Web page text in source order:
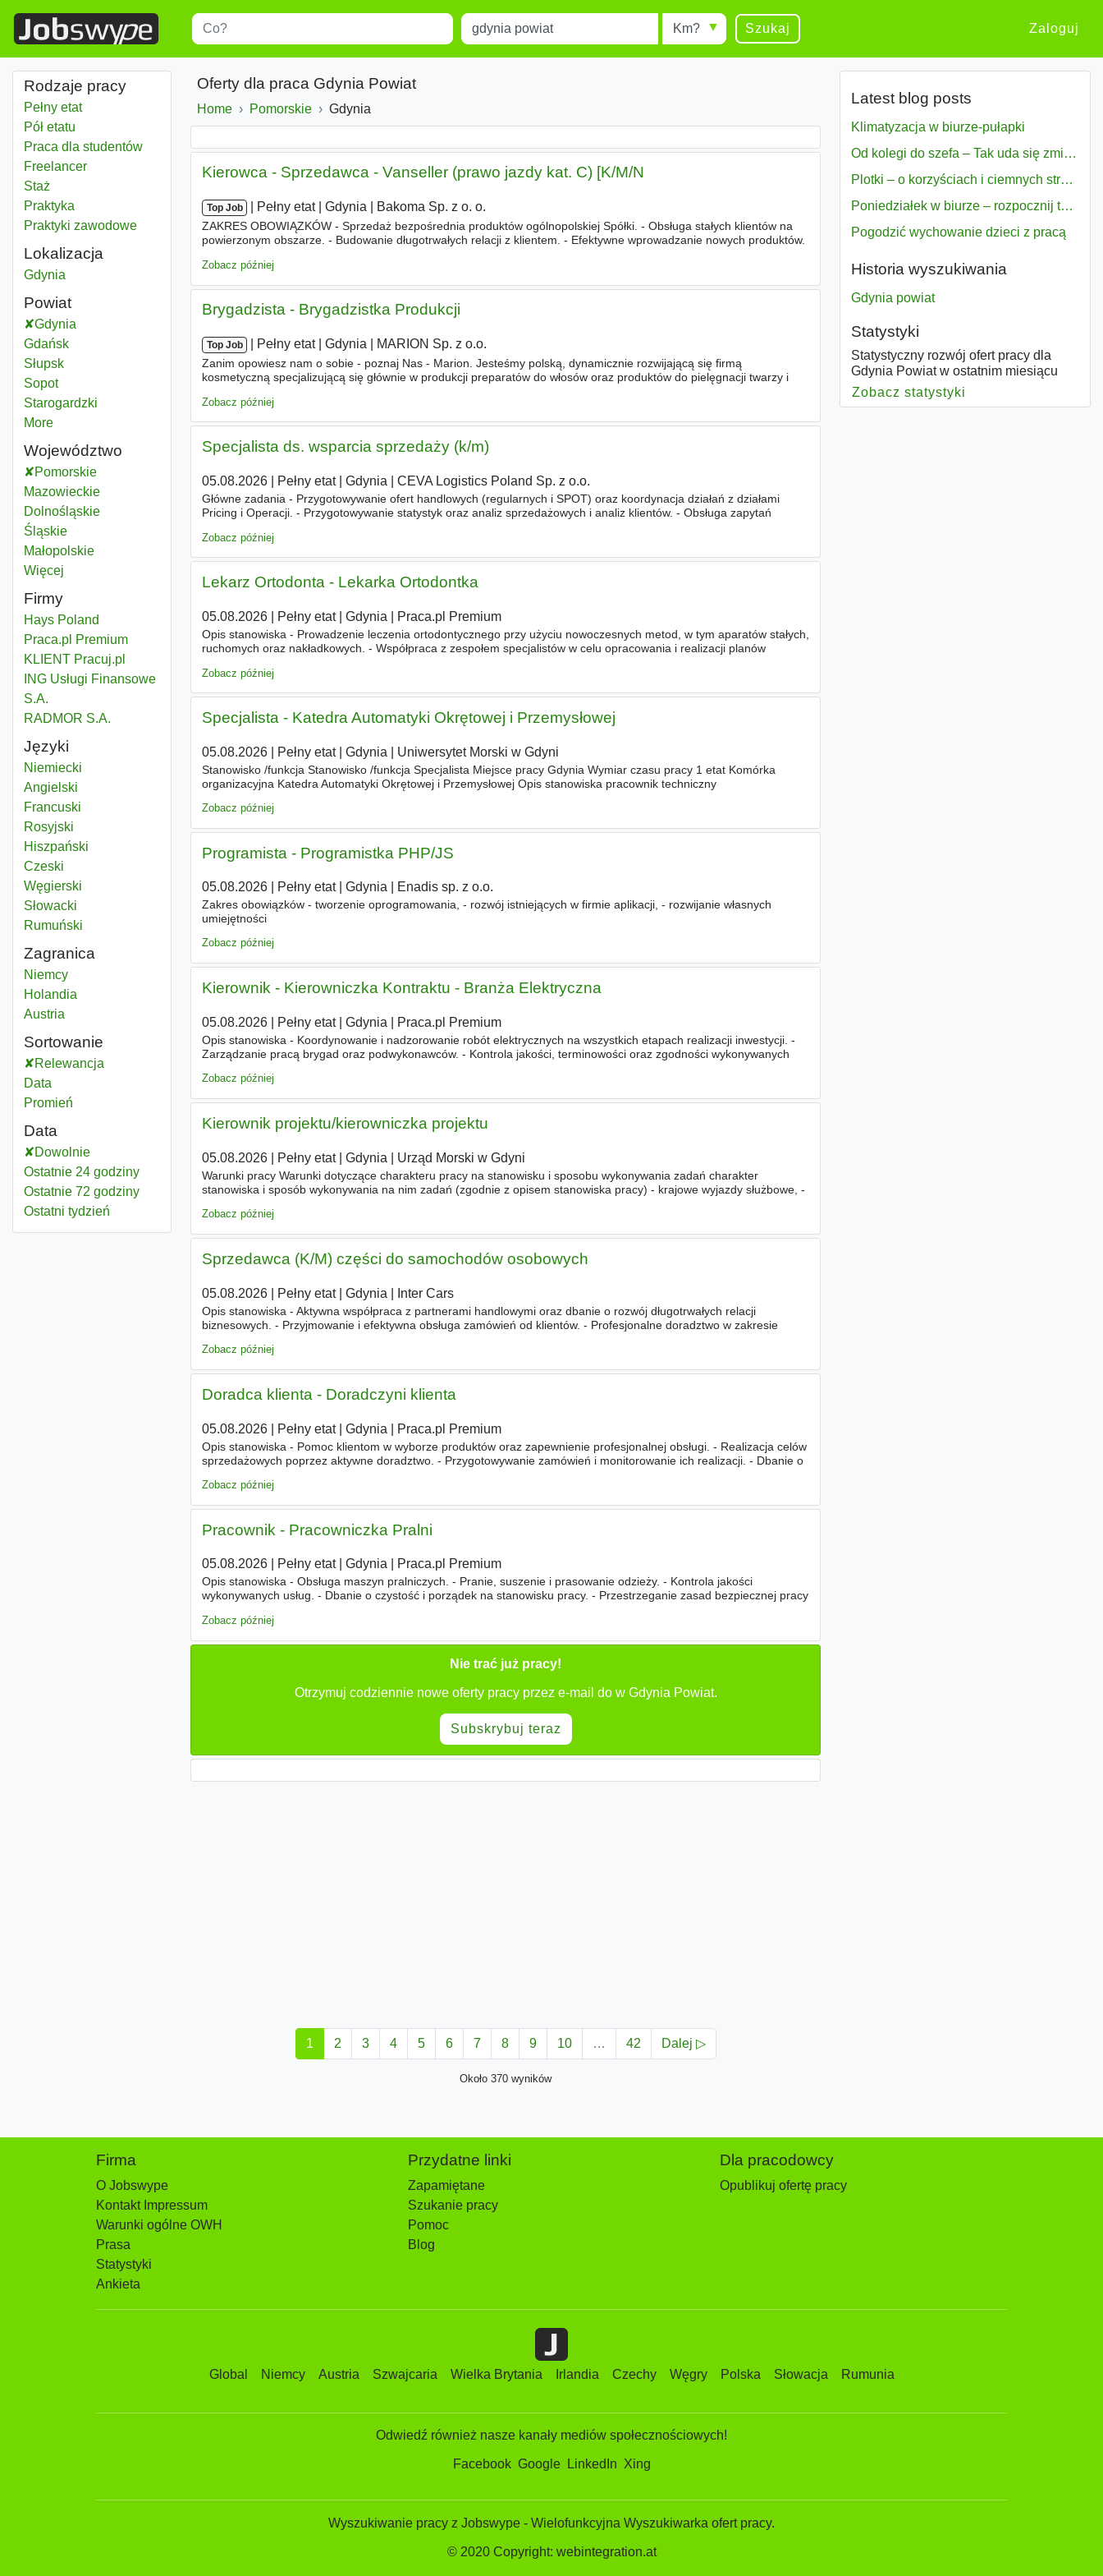
Title Miejscowość Radius Szukaj Zaloguj
Rodzaje pracy
Pełny etat
Pół etatu
Praca dla studentów
Freelancer
Staż
Praktyka
Praktyki zawodowe
Lokalizacja
Gdynia
Powiat
Gdynia
GdańskPowiat
SłupskPowiat
SopotPowiat
Starogardzki
Moredistricts
Województwo
PomorskieWojewództwo
MazowieckieWojewództwo
DolnośląskieWojewództwo
ŚląskieWojewództwo
MałopolskieWojewództwo
Więcej
Firmy
Hays Poland
Praca.pl Premium
KLIENT Pracuj.pl
ING Usługi Finansowe
S.A.
RADMOR S.A.
Języki
Niemiecki
Angielski
Francuski
Rosyjski
Hiszpański
Czeski
Węgierski
Słowacki
Rumuński
Zagranica
Niemcy
Holandia
Austria
Sortowanie
Relewancja
Data
Promień
Data
Dowolnie
Ostatnie 24 godziny
Ostatnie 72 godziny
Ostatni tydzień
Oferty dla praca Gdynia Powiat
Home Pomorskie Województwo
Gdynia
Kierowca - Sprzedawca - Vanseller (prawo jazdy kat. C) [K/M/N
Top Job Pełny etat| Gdynia Bakoma Sp. z o. o.
ZAKRES OBOWIĄZKÓW - Sprzedaż bezpośrednia produktów ogólnopolskiej Spółki. - Obsługa stałych klientów na
powierzonym obszarze. - Budowanie długotrwałych relacji z klientem. - Efektywne wprowadzanie nowych produktów.
Zobacz później
Brygadzista - Brygadzistka Produkcji
Top Job Pełny etat| Gdynia MARION Sp. z o.o.
Zanim opowiesz nam o sobie - poznaj Nas - Marion. Jesteśmy polską, dynamicznie rozwijającą się firmą
kosmetyczną specjalizującą się głównie w produkcji preparatów do włosów oraz produktów do pielęgnacji twarzy i
Zobacz później
Specjalista ds. wsparcia sprzedaży (k/m)
05.08.2026| Pełny etat| Gdynia CEVA Logistics Poland Sp. z o.o.
Główne zadania - Przygotowywanie ofert handlowych (regularnych i SPOT) oraz koordynacja działań z działami
Pricing i Operacji. - Przygotowywanie statystyk oraz analiz sprzedażowych i analiz klientów. - Obsługa zapytań
Zobacz później
Lekarz Ortodonta - Lekarka Ortodontka
05.08.2026| Pełny etat| Gdynia Praca.pl Premium
Opis stanowiska - Prowadzenie leczenia ortodontycznego przy użyciu nowoczesnych metod, w tym aparatów stałych,
ruchomych oraz nakładkowych. - Współpraca z zespołem specjalistów w celu opracowania i realizacji planów
Zobacz później
Specjalista - Katedra Automatyki Okrętowej i Przemysłowej
05.08.2026| Pełny etat| Gdynia Uniwersytet Morski w Gdyni
Stanowisko /funkcja Stanowisko /funkcja Specjalista Miejsce pracy Gdynia Wymiar czasu pracy 1 etat Komórka
organizacyjna Katedra Automatyki Okrętowej i Przemysłowej Opis stanowiska pracownik techniczny
Zobacz później
Programista - Programistka PHP/JS
05.08.2026| Pełny etat| Gdynia Enadis sp. z o.o.
Zakres obowiązków - tworzenie oprogramowania, - rozwój istniejących w firmie aplikacji, - rozwijanie własnych
umiejętności
Zobacz później
Kierownik - Kierowniczka Kontraktu - Branża Elektryczna
05.08.2026| Pełny etat| Gdynia Praca.pl Premium
Opis stanowiska - Koordynowanie i nadzorowanie robót elektrycznych na wszystkich etapach realizacji inwestycji. -
Zarządzanie pracą brygad oraz podwykonawców. - Kontrola jakości, terminowości oraz zgodności wykonywanych
Zobacz później
Kierownik projektu/kierowniczka projektu
05.08.2026| Pełny etat| Gdynia Urząd Morski w Gdyni
Warunki pracy Warunki dotyczące charakteru pracy na stanowisku i sposobu wykonywania zadań charakter
stanowiska i sposób wykonywania na nim zadań (zgodnie z opisem stanowiska pracy) - krajowe wyjazdy służbowe, -
Zobacz później
Sprzedawca (K/M) części do samochodów osobowych
05.08.2026| Pełny etat| Gdynia Inter Cars
Opis stanowiska - Aktywna współpraca z partnerami handlowymi oraz dbanie o rozwój długotrwałych relacji
biznesowych. - Przyjmowanie i efektywna obsługa zamówień od klientów. - Profesjonalne doradztwo w zakresie
Zobacz później
Doradca klienta - Doradczyni klienta
05.08.2026| Pełny etat| Gdynia Praca.pl Premium
Opis stanowiska - Pomoc klientom w wyborze produktów oraz zapewnienie profesjonalnej obsługi. - Realizacja celów
sprzedażowych poprzez aktywne doradztwo. - Przygotowywanie zamówień i monitorowanie ich realizacji. - Dbanie o
Zobacz później
Pracownik - Pracowniczka Pralni
05.08.2026| Pełny etat| Gdynia| Praca.pl Premium
Opis stanowiska - Obsługa maszyn pralniczych. - Pranie, suszenie i prasowanie odzieży. - Kontrola jakości
wykonywanych usług. - Dbanie o czystość i porządek na stanowisku pracy. - Przestrzeganie zasad bezpiecznej pracy
Zobacz później
Nie trać już pracy!
Otrzymuj codziennie nowe oferty pracy przez e-mail do w Gdynia Powiat.
Subskrybuj teraz
1 2 3 4 5 6 7 8 9 10 … 42 Dalej ▷
Około 370 wyników
Latest blog posts
Klimatyzacja w biurze-pułapki
Od kolegi do szefa – Tak uda się zmiana bezproblemowo
Plotki – o korzyściach i ciemnych stronach
Poniedziałek w biurze – rozpocznij tydzień w pełni zmotywowany
Pogodzić wychowanie dzieci z pracą
Historia wyszukiwania
Gdynia powiat
Statystyki
Statystyczny rozwój ofert pracy dla
Gdynia Powiat w ostatnim miesiącu
Zobacz statystyki
Firma
O Jobswype
Kontakt Impressum
Warunki ogólne OWH
Prasa
Statystyki
Ankieta
Przydatne linki
Zapamiętane
Szukanie pracy
Pomoc
Blog
Dla pracodowcy
Opublikuj ofertę pracy
Global Niemcy Austria Szwajcaria Wielka Brytania Irlandia Czechy Węgry Polska Słowacja Rumunia
Odwiedź również nasze kanały mediów społecznościowych!
Facebook Google LinkedIn Xing
Wyszukiwanie pracy z Jobswype - Wielofunkcyjna Wyszukiwarka ofert pracy.
© 2020 Copyright: webintegration.at